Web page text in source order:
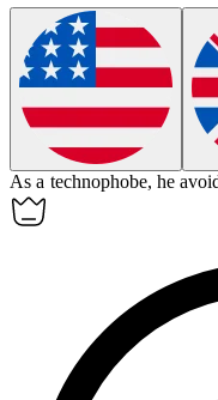
As a technophobe, he